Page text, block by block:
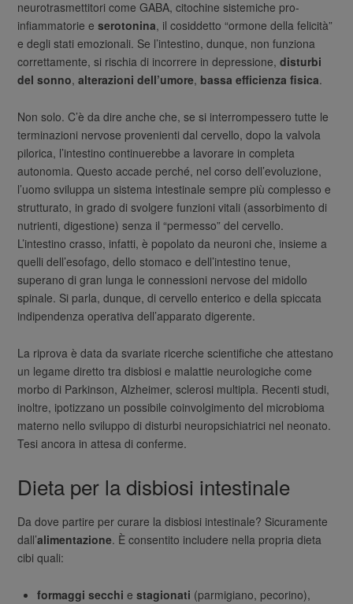
neurotrasmettitori come GABA, citochine sistemiche pro-
infiammatorie eserotonina, il cosiddetto “ormone della felicità”
e degli stati emozionali. Se l’intestino, dunque, non funziona
correttamente, si rischia di incorrere in depressione,disturbi
del sonno,alterazioni dell’umore, bassa efficienza fisica.
Non solo. C’è da dire anche che, se si interrompessero tutte le
terminazioni nervose provenienti dal cervello, dopo la valvola
pilorica, l’intestino continuerebbe a lavorare in completa
autonomia. Questo accade perché, nel corso dell’evoluzione,
l’uomo sviluppa un sistema intestinale sempre più complesso e
strutturato, in grado di svolgere funzioni vitali (assorbimento di
nutrienti, digestione) senza il “permesso” del cervello.
L’intestino crasso, infatti, è popolato da neuroni che, insieme a
quelli dell’esofago, dello stomaco e dell’intestino tenue,
superano di gran lunga le connessioni nervose del midollo
spinale. Si parla, dunque, di cervello enterico e della spiccata
indipendenza operativa dell’apparato digerente.
La riprova è data da svariate ricerche scientifiche che attestano
un legame diretto tra disbiosi e malattie neurologiche come
morbo di Parkinson, Alzheimer, sclerosi multipla. Recenti studi,
inoltre, ipotizzano un possibile coinvolgimento del microbioma
materno nello sviluppo di disturbi neuropsichiatrici nel neonato.
Tesi ancora in attesa di conferme.
Dieta per la disbiosi intestinale
Da dove partire per curare la disbiosi intestinale? Sicuramente
dall’alimentazione. È consentito includere nella propria dieta
cibi quali:
formaggi secchi estagionati (parmigiano, pecorino),